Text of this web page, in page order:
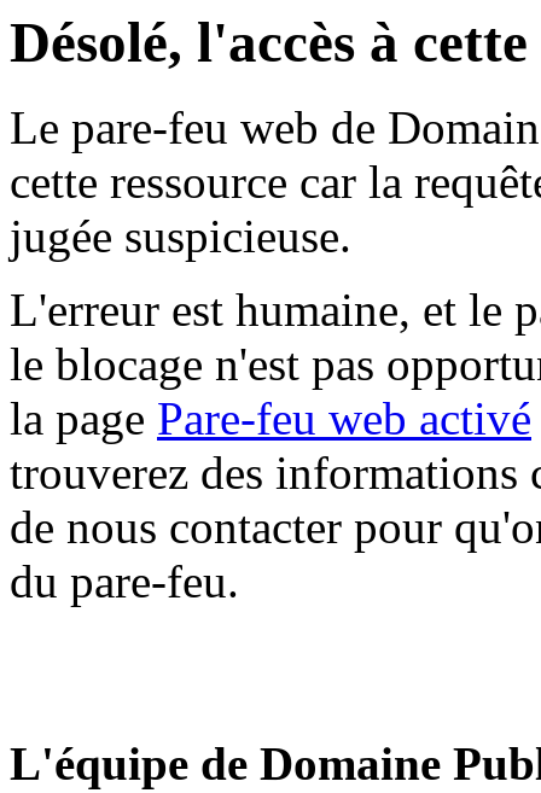
Désolé, l'accès à
Le pare-feu web de
cette ressource car la
jugée suspicieuse.
L'erreur est humaine, et le
le blocage n'est pas
la page Pare-feu web activé
trouverez des informations
de nous contacter pour
du pare-feu.
L'équipe de Domaine